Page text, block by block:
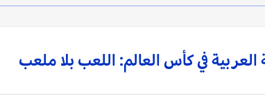
العربية في كأس العالم: اللعب بلا ملعب